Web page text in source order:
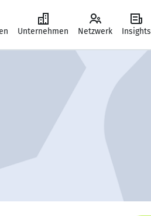
Unternehmen Netzwerk Insights